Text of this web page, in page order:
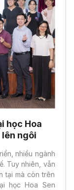
học Hoa
lên ngôi
nhiều ngành
Tuy nhiên, vẫn
tại mà còn trên
học Hoa Sen